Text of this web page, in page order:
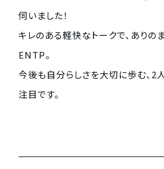
伺いました！
キレのある軽快なトークで、ありの
ENTP。
今後も自分らしさを大切に歩む、2
注目です。